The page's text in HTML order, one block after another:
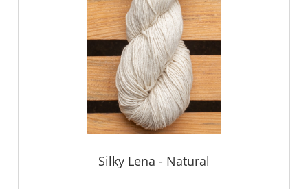
Silky Lena - Natural